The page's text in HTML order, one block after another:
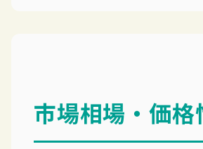
市場相場・価格